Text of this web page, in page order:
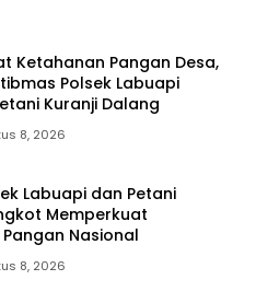
Ketahanan Pangan Desa,
Polsek Labuapi
Kuranji Dalang
8, 2026
Labuapi dan Petani
Memperkuat
Nasional
8, 2026